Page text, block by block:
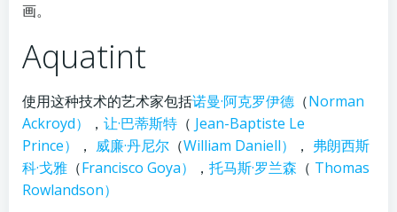
画。
Aquatint
使用这种技术的艺术家包括诺曼·阿克罗伊德 （Norman
Ackroyd）
， 让·巴蒂斯特 （ Jean-Baptiste Le
Prince）
， 威廉·丹尼尔 （William Daniell） ， 弗朗西斯
科·戈雅 （Francisco Goya） ， 托马斯·罗兰森 （ Thomas
Rowlandson）